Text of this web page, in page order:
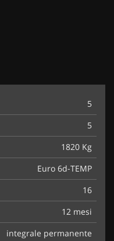
5
5
1820 Kg
Euro 6d-TEMP
16
12 mesi
integrale permanente